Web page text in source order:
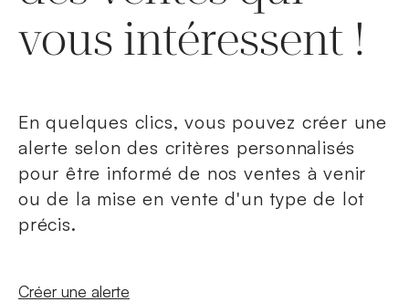
vous intéressent !
En quelques clics, vous pouvez créer une
alerte selon des critères personnalisés
pour être informé de nos ventes à venir
ou de la mise en vente d'un type de lot
précis.
Nouvelle fenêtre
Créer une alerte